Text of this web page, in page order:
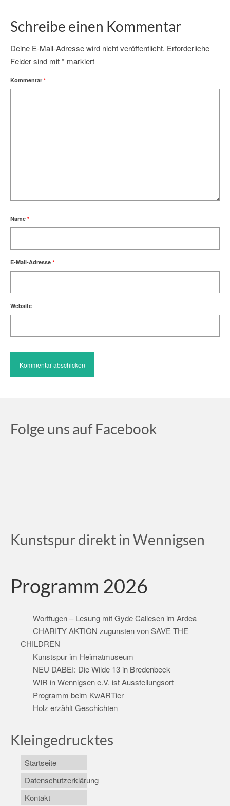
Schreibe einen Kommentar
Deine E-Mail-Adresse wird nicht veröffentlicht. Erforderliche
Felder sind mit* markiert
Kommentar *
Name *
E-Mail-Adresse *
Website
Folge uns auf Facebook
Kunstspur direkt in Wennigsen
Programm 2026
Wortfugen – Lesung mit Gyde Callesen im Ardea
CHARITY AKTION zugunsten von SAVE THE
CHILDREN
Kunstspur im Heimatmuseum
NEU DABEI: Die Wilde 13 in Bredenbeck
WIR in Wennigsen e.V. ist Ausstellungsort
Programm beim KwARTier
Holz erzählt Geschichten
Kleingedrucktes
Startseite
Datenschutzerklärung
Kontakt